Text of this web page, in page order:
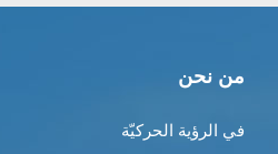
من نحن
في الرؤية الحركيّة